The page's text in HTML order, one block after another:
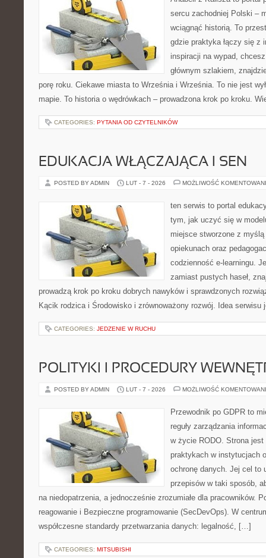
sercu zachodniej Polski –
wciągnąć historią. To
gdzie praktyka łączy się z
inspiracji na wypad,
głównym szlakiem,
porę roku. Ciekawe miasta to Września i Września. To nie jest
mapie. To historia o wędrówkach – prowadzona krok po kroku.
CATEGORIES: PYTANIA OD CZYTELNIKÓW
EDUKACJA WŁĄCZAJĄCA I SEN
POSTED BY ADMIN LUT - 7 - 2026 MOŻLIWOŚĆ
ten serwis to portal
tym, jak uczyć się w
miejsce stworzone z
opiekunach oraz
codzienność e-learningu.
zamiast pustych haseł,
prowadzą krok po kroku dobrych nawyków i sprawdzonych
Kącik rodzica i Środowisko i zrównoważony rozwój. Idea
CATEGORIES: JEDZENIE W RUCHU
POLITYKI I PROCEDURY
POSTED BY ADMIN LUT - 7 - 2026 MOŻLIWOŚĆ
Przewodnik po GDPR to
reguły zarządzania
w życie RODO. Strona
praktykach w instytucjach
ochronę danych. Jej cel to
przepisów w taki sposób,
na niedopatrzenia, a jednocześnie zrozumiałe dla pracowników.
reagowanie i Bezpieczne programowanie (SecDevOps). W
współczesne standardy przetwarzania danych: legalność, […]
CATEGORIES: MITSUBISHI